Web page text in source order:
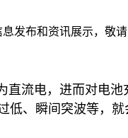
发布和资讯展示，敬请
流电，进而对电
、瞬间突波等，